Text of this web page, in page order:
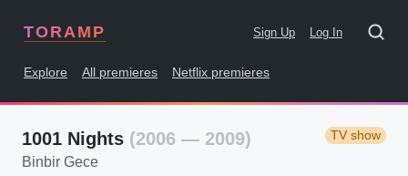
TORAMP Sign Up Log In
Explore All premieres Netflix premieres
1001 Nights (2006 — 2009) TV show
Binbir Gece